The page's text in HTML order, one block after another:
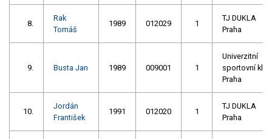
8.
Rak
Tomáš
1989 012029 1
TJ DUKLA
Praha
9. Busta Jan 1989 009001 1
Univerzitní
sportovní klub
Praha
10.
Jordán
František
1991 012020 1
TJ DUKLA
Praha